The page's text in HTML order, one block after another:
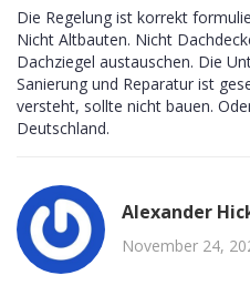
Die Regelung ist korrekt
Nicht Altbauten. Nicht
Dachziegel austauschen. Die
Sanierung und Reparatur ist
versteht, sollte nicht bauen.
Deutschland.
Alexander
November 24,